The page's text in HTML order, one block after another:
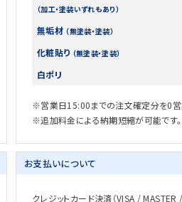
（加工・塗装いずれもあり）
無垢材 （無塗装・塗装）
化粧貼り （無塗装・塗装）
白ポリ
※営業日15:00までの注文確定分を0営
※追加料金による納期短縮が可能です。
お支払いについて
クレジットカード決済（VISA /